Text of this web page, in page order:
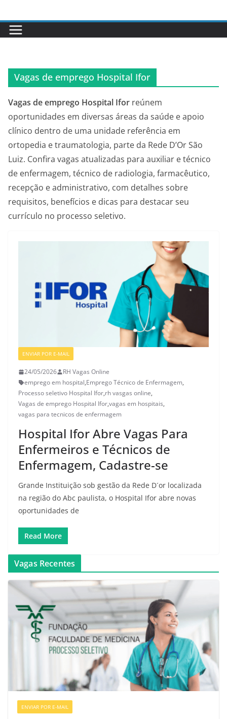
para
o
Vagas de emprego Hospital Ifor
Vagas de emprego Hospital Ifor reúnem
oportunidades em diversas áreas da saúde e apoio
clínico dentro de uma unidade referência em
ortopedia e traumatologia, parte da Rede D’Or São
Luiz. Confira vagas atualizadas para auxiliar e técnico
de enfermagem, técnico de radiologia, farmacêutico,
recepção e administrativo, com detalhes sobre
requisitos, benefícios e dicas para destacar seu
currículo no processo seletivo.
ENVIAR POR E-MAIL
24/05/2026
RH Vagas Online
emprego em hospital,Emprego Técnico de Enfermagem,
Processo seletivo Hospital Ifor,rh vasgas online,
Vagas de emprego Hospital Ifor,vagas em hospitais,
vagas para tecnicos de enfermagem
Hospital Ifor Abre Vagas Para
Enfermeiros e Técnicos de
Enfermagem, Cadastre-se
Grande Instituição sob gestão da Rede D´or localizada
na região do Abc paulista, o Hospital Ifor abre novas
oportunidades de
Read More
Vagas Recentes
ENVIAR POR E-MAIL